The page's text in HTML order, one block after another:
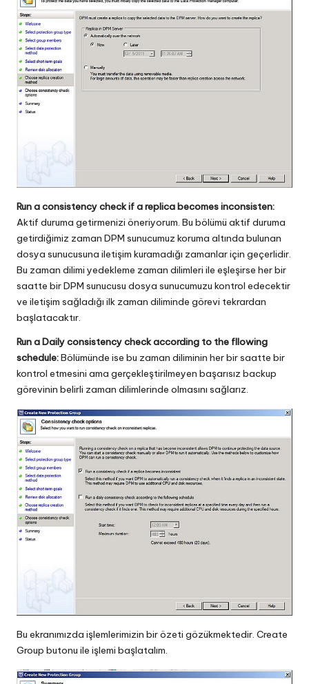
Run a consistency check if a replica becomes inconsisten:
Aktif duruma getirmenizi öneriyorum. Bu bölümü aktif duruma
getirdiğimiz zaman DPM sunucumuz koruma altında bulunan
dosya sunucusuna iletişim kuramadığı zamanlar için geçerlidir.
Bu zaman dilimi yedekleme zaman dilimleri ile eşleşirse her bir
saatte bir DPM sunucusu dosya sunucumuzu kontrol edecektir
ve iletişim sağladığı ilk zaman diliminde görevi tekrardan
başlatacaktır.
Run a Daily consistency check according to the fllowing
schedule:Bölümünde ise bu zaman diliminin her bir saatte bir
kontrol etmesini ama gerçekleştirilmeyen başarısız backup
görevinin belirli zaman dilimlerinde olmasını sağlarız.
Bu ekranımızda işlemlerimizin bir özeti gözükmektedir. Create
Group butonu ile işlemi başlatalım.